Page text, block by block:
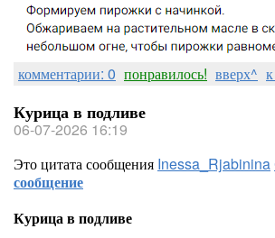
комментарии: 0 понравилось! вверх^
Курица в подливе
06-07-2026 16:19
Это цитата сообщения Inessa_Rjabinina
сообщение
Курица в подливе